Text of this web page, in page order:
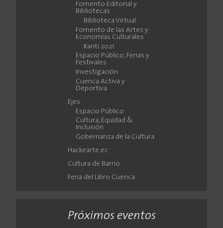
Fomento Editorial y
Bibliotecas
Biblioteca Virtual
Fomento de las Artes y
Economías Culturales
Ranti 2021
Espacio Público, Ferias y
Festivales
Investigación
Cuenca Activa y
Deportiva
Ejes
Espacio Público
Cultura, Equidad &
Inclusión
Gobernanza de la Cultura
Hackearte.ec
Cultura de Barrio
Feria del Libro Cuenca
Próximos eventos